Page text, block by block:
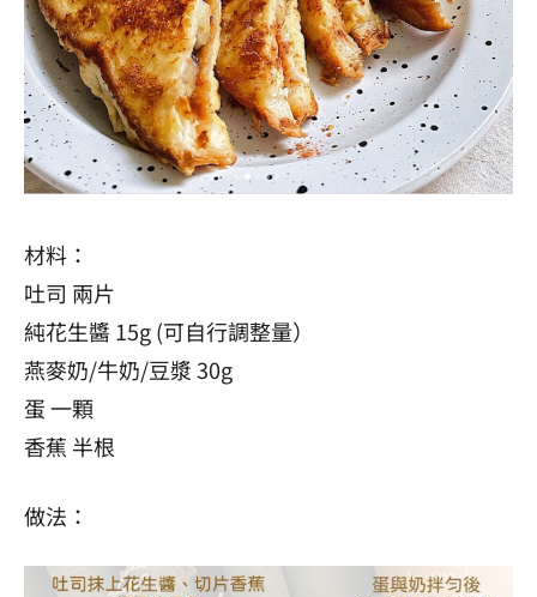
材料：
吐司 兩片
純花生醬 15g (可自行調整量）
燕麥奶/牛奶/豆漿 30g
蛋 一顆
香蕉 半根
做法：